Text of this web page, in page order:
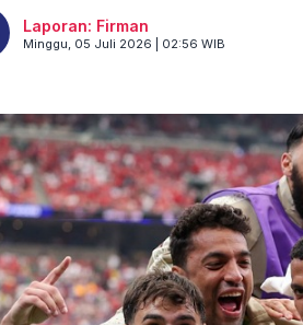
Laporan: Firman
Minggu, 05 Juli 2026 | 02:56 WIB